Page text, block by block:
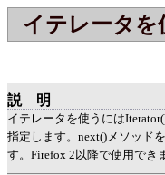
イテレータを
説明
イテレータを使うには
指定します。next()メソッド
す。Firefox 2以降で使用でき